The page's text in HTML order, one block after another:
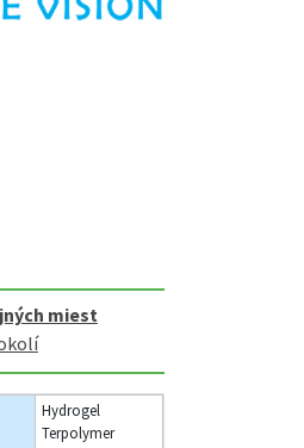
miest
Hydrogel
Terpolymer